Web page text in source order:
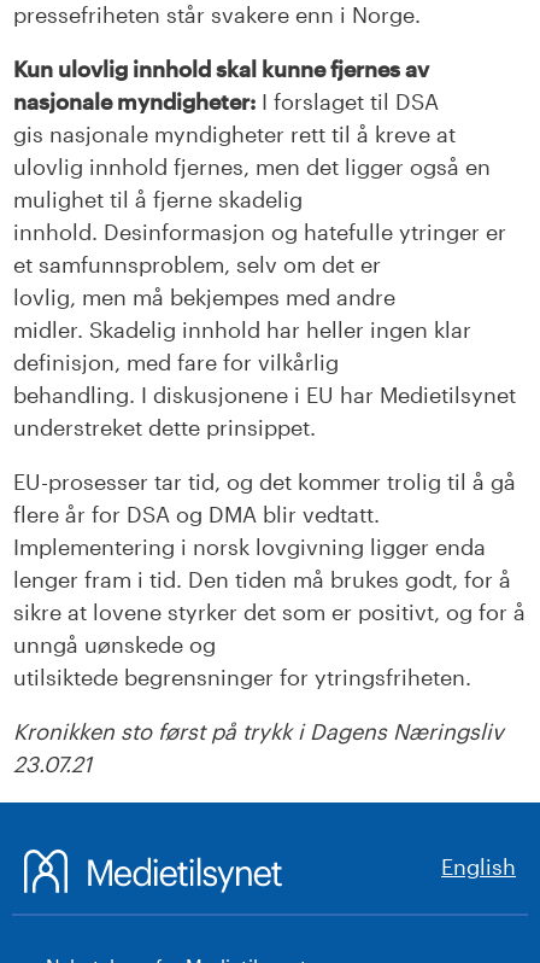
pressefriheten står svakere enn i Norge.
Kun ulovlig innhold skal kunne fjernes av
nasjonale myndigheter: I forslaget til DSA
gis nasjonale myndigheter rett til å kreve at
ulovlig innhold fjernes, men det ligger også en
mulighet til å fjerne skadelig
innhold. Desinformasjon og hatefulle ytringer er
et samfunnsproblem, selv om det er
lovlig, men må bekjempes med andre
midler. Skadelig innhold har heller ingen klar
definisjon, med fare for vilkårlig
behandling. I diskusjonene i EU har Medietilsynet
understreketdette prinsippet.
EU-prosesser tar tid, og det kommer trolig til å gå
flere år for DSA og DMA blir vedtatt.
Implementering i norsk lovgivning ligger enda
lenger fram i tid. Den tiden må brukes godt, for å
sikre at lovene styrker det som er positivt,og for å
unngå uønskede og
utilsiktede begrensningerfor ytringsfriheten.
Kronikken sto først på trykk i Dagens Næringsliv
23.07.21
English